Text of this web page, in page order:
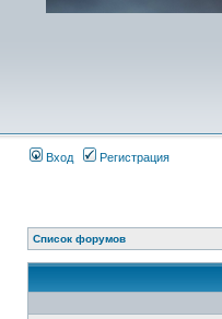
Вход Регистрация
Список форумов